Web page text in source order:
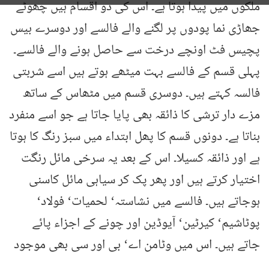
ملکوں میں پیدا ہوتا ہے۔ اس کی دو اقسام ہیں چھوٹے
جھاڑی نما پودوں پر لگنے والے فالسے اور دوسرے بیس
پچیس فٹ اونچے درخت سے حاصل ہونے والے فالسے۔
پہلی قسم کے فالسے بہت میٹھے ہوتے ہیں اسے شربتی
فالسہ کہتے ہیں۔ دوسری قسم میں مٹھاس کے ساتھ
مزے دار ترشی کا ذائقہ بھی پایا جاتا ہے جو اسے منفرد
بناتا ہے۔ دونوں قسم کا پھل ابتداء میں سبز رنگ کا ہوتا
ہے اور ذائقہ کسیلا۔ اس کے بعد یہ سرخی مائل رنگت
اختیار کرتے ہیں اور پھر پک کر سیاہی مائل کاسنی
ہوجاتے ہیں۔ فالسے میں نشاستہ‘ لحمیات‘ فولاد‘
پوٹاشیم‘ کیرٹین‘ آیوڈین اور چونے کے اجزاء پائے
جاتے ہیں۔ اس میں وٹامن اے‘ بی اور سی بھی موجود